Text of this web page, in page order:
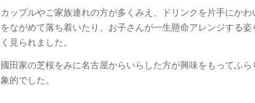
カップルやご家族連れの方が多くみえ、ドリンクを片手にか
をながめて落ち着いたり、お子さんが一生懸命アレンジする
く見られました。
國田家の芝桜をみに名古屋からいらした方が興味をもってふ
象的でした。